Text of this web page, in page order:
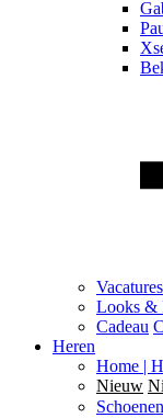
Vacatures
Looks &
Cadeau
Heren
Home |
Nieuw
Schoenen